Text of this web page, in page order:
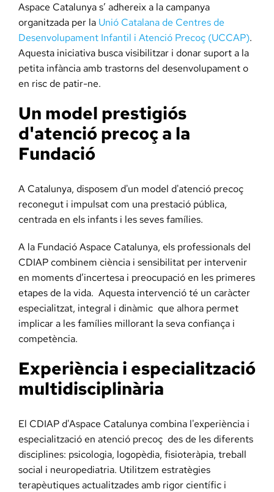
Aspace Catalunya s’ adhereix a la campanya
organitzada per la Unió Catalana de Centres de
Desenvolupament Infantil i Atenció Precoç (UCCAP).
Aquesta iniciativa busca visibilitzar i donar suport a la
petita infància amb trastorns del desenvolupament o
en risc de patir-ne.
Un model prestigiós
d'atenció precoç a la
Fundació
A Catalunya, disposem d'un model d'atenció precoç
reconegut i impulsat com una prestació pública,
centrada en els infants i les seves famílies.
A la Fundació Aspace Catalunya, els professionals del
CDIAP combinem ciència i sensibilitat per intervenir
en moments d’incertesa i preocupació en les primeres
etapes de la vida. Aquesta intervenció té un caràcter
especialitzat, integral i dinàmic que alhora permet
implicar a les famílies millorant la seva confiança i
competència.
Experiència i especialització
multidisciplinària
El CDIAP d'Aspace Catalunya combina l'experiència i
especialització en atenció precoç des de les diferents
disciplines: psicologia, logopèdia, fisioteràpia, treball
social i neuropediatria. Utilitzem estratègies
terapèutiques actualitzades amb rigor científic i